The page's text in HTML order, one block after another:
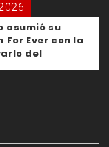
asumió su
Ever con la
del